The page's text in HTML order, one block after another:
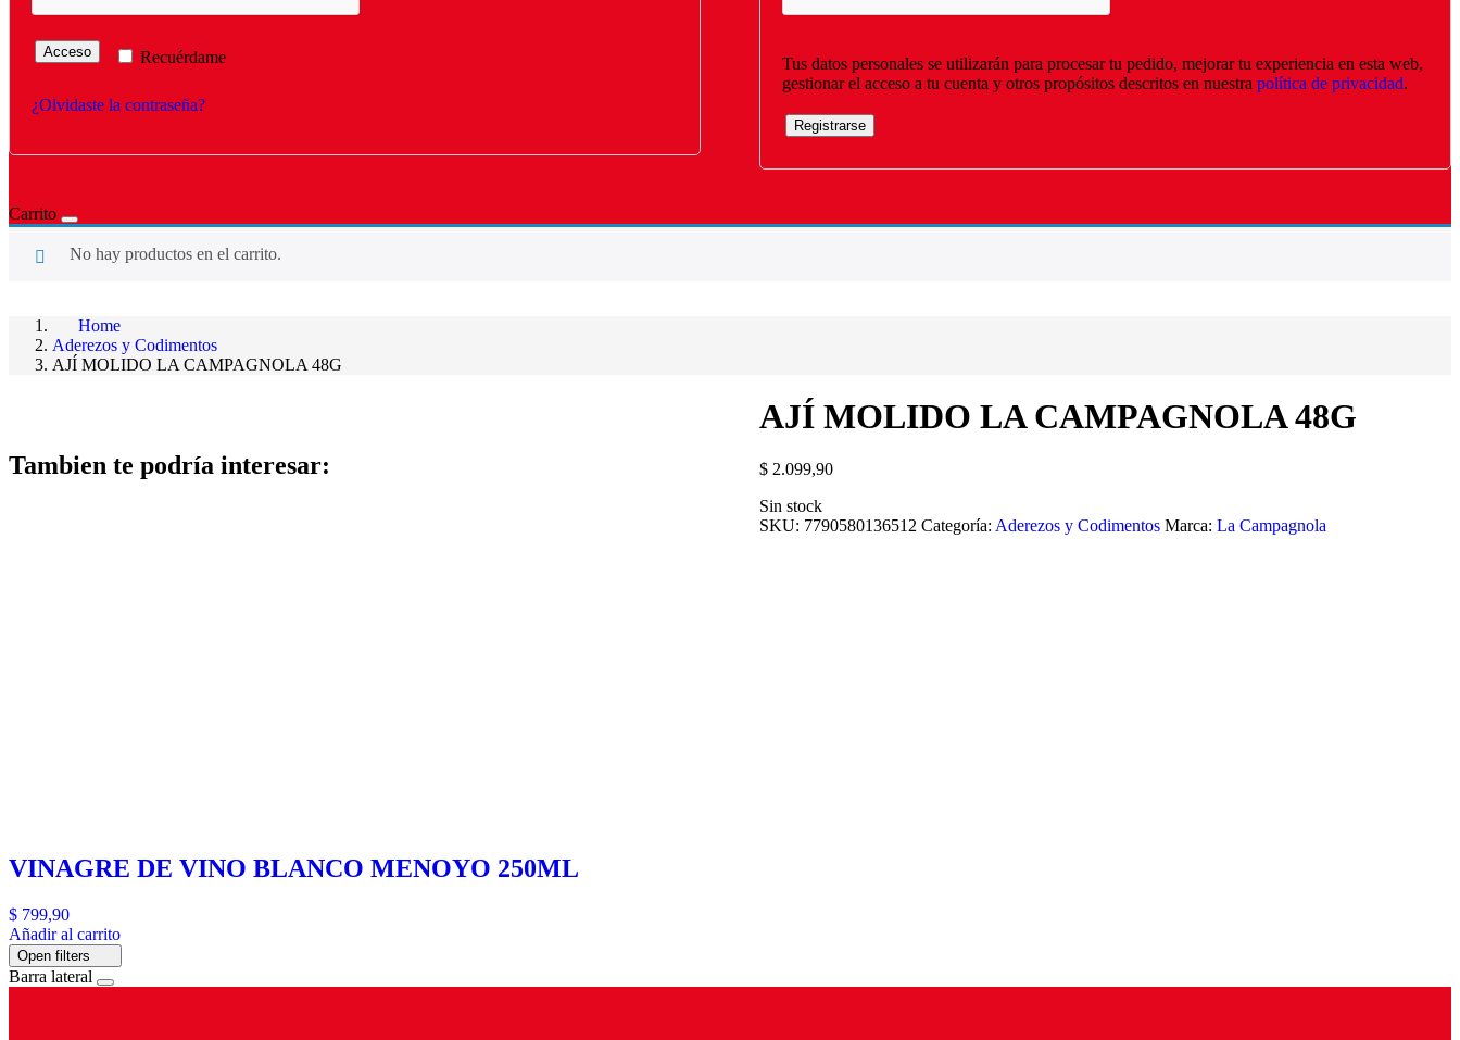
Recuérdame
Acceso
¿Olvidaste la contraseña?
Tus datos personales se utilizarán para procesar tu pedido, mejorar tu experiencia en esta web,
gestionar el acceso a tu cuenta y otros propósitos descritos en nuestra política de privacidad.
Registrarse
Carrito
No hay productos en el carrito.
Home
Aderezos y Codimentos
AJÍ MOLIDO LA CAMPAGNOLA 48G
AJÍ MOLIDO LA CAMPAGNOLA 48G
$2.099,90
Sin stock
SKU: 7790580136512 Categoría: Aderezos y Codimentos Marca: La Campagnola
Tambien te podría interesar:
VINAGRE DE VINO BLANCO MENOYO 250ML
$ 799,90
Añadir al carrito
Open filters
Barra lateral